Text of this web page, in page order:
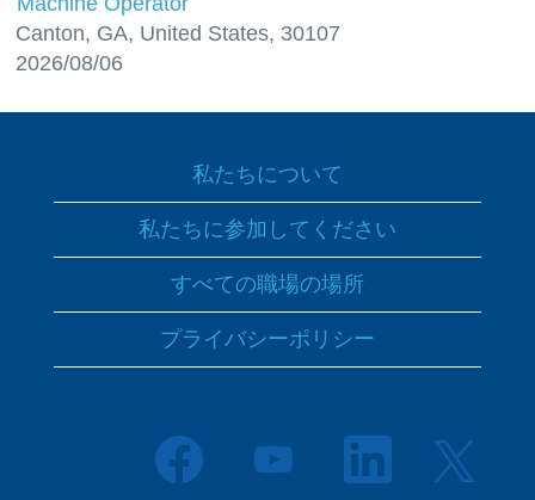
Canton, GA, United States, 30107
2026/08/06
私たちについて
私たちに参加してください
すべての職場の場所
プライバシーポリシー
新
し
い
新
新
い
新
し